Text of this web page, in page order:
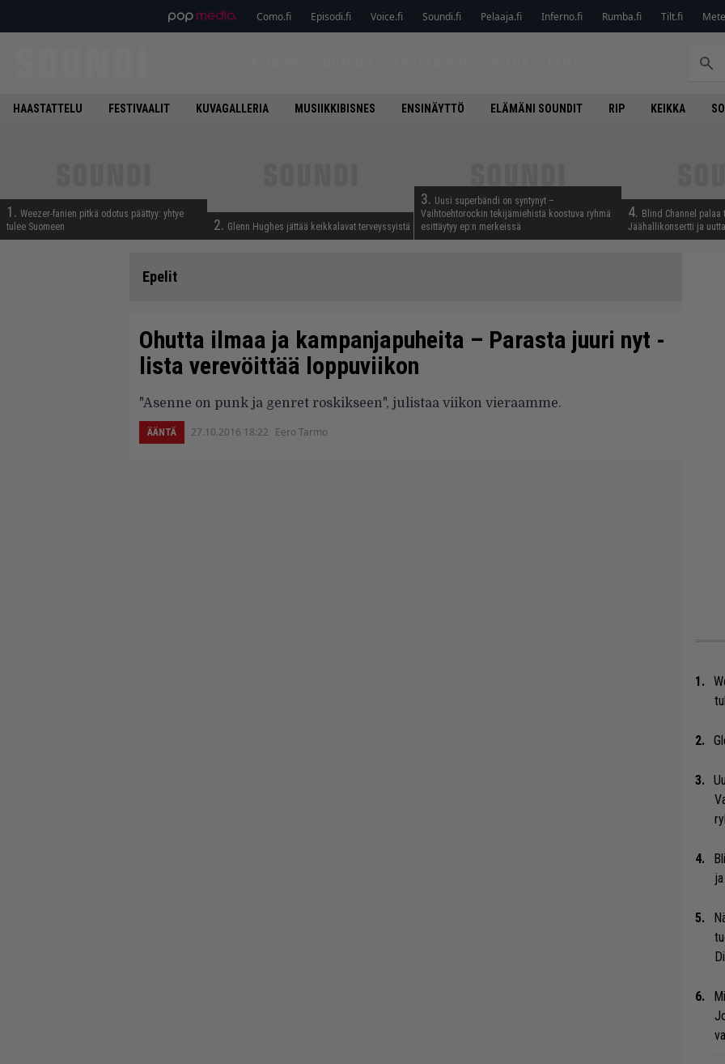
Como.fi Episodi.fi Voice.fi Soundi.fi Pelaaja.fi Inferno.fi Rumba.fi Tilt.fi
HAASTATTELU FESTIVAALIT KUVAGALLERIA MUSIIKKIBISNES ENSINÄYTTÖ ELÄMÄNI SOUNDIT RIP KEIKKA
1. Weezer-fanien pitkä odotus päättyy: yhtye
tulee Suomeen
2. Glenn Hughes jättää keikkalavat terveyssyistä
3. Uusi superbändi on syntynyt –
Vaihtoehtorockin tekijämiehistä koostuva ryhmä
esittäytyy ep:n merkeissä
4. Blind Channel palaa
Jäähallikonsertti ja
Epelit
Ohutta ilmaa ja kampanjapuheita – Parasta juuri nyt -
lista verevöittää loppuviikon
"Asenne on punk ja genret roskikseen", julistaa viikon vieraamme.
ÄÄNTÄ 27.10.2016 18:22 Eero Tarmo